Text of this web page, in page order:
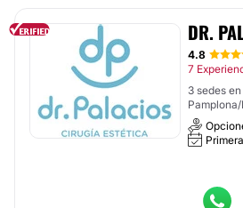
DR.
4.8
7
3 sedes